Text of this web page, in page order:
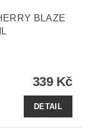
BLAZE
339 Kč
DETAIL